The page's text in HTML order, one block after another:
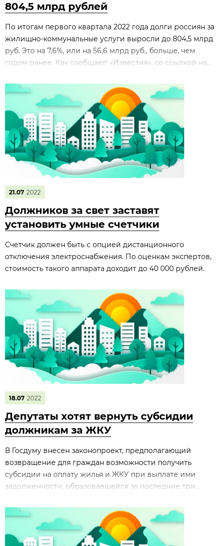
804,5 млрд рублей
По итогам первого квартала 2022 года долги россиян за
жилищно-коммунальные услуги выросли до 804,5 млрд
руб. Это на 7,6%, или на 56,6 млрд руб., больше, чем
годом ранее. Как сообщают «Известия», со ссылкой на...
21.07 2022
Должников за свет заставят
установить умные счетчики
Счетчик должен быть с опцией дистанционного
отключения электроснабжения. По оценкам экспертов,
стоимость такого аппарата доходит до 40 000 рублей.
18.07 2022
Депутаты хотят вернуть субсидии
должникам за ЖКУ
В Госдуму внесен законопроект, предполагающий
возвращение для граждан возможности получить
субсидии на оплату жилья и ЖКУ при выплате ими
задолженности, образовавшейся за последние три...